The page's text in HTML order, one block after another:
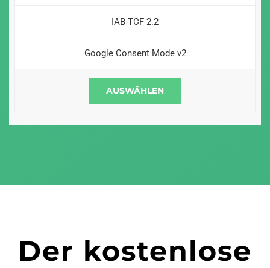
IAB TCF 2.2
Google Consent Mode v2
AUSWÄHLEN
Der kostenlose